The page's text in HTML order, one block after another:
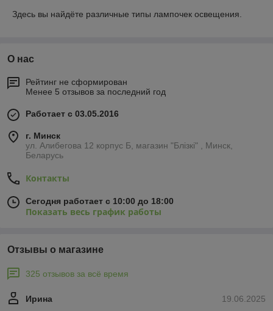
Здесь вы найдёте различные типы лампочек освещения.
О нас
Рейтинг не сформирован
Менее 5 отзывов за последний год
Работает с 03.05.2016
г. Минск
ул. Алибегова 12 корпус Б, магазин "Блiзкi" , Минск,
Беларусь
Контакты
Сегодня работает с 10:00 до 18:00
Показать весь график работы
Отзывы о магазине
325 отзывов за всё время
19.06.2025
Ирина